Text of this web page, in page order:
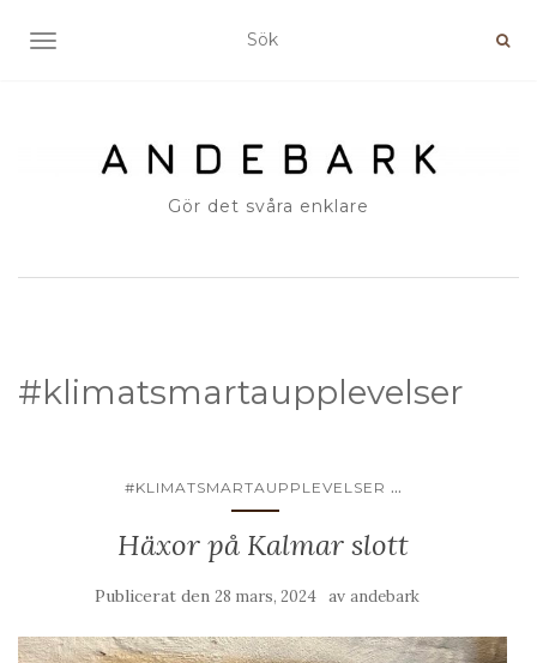
SLÅ PÅ/AV NAVIGERING
Gör det svåra enklare
#klimatsmartaupplevelser
#KLIMATSMARTAUPPLEVELSER ...
Häxor på Kalmar slott
Publicerat den 28 mars, 2024 av andebark